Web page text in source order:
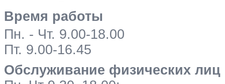
Время работы
Пн. - Чт. 9.00-18.00
Пт. 9.00-16.45
Обслуживание физических лиц